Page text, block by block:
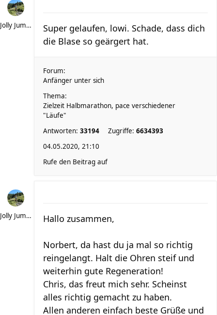
Jolly Jumper
Super gelaufen, lowi. Schade, dass dich
die Blase so geärgert hat.
Forum:
Anfänger unter sich
Thema:
Zielzeit Halbmarathon, pace verschiedener
"Läufe"
Antworten: 33194 Zugriffe: 6634393
04.05.2020, 21:10
Rufe den Beitrag auf
Jolly Jumper Hallo zusammen,
Norbert, da hast du ja mal so richtig
reingelangt. Halt die Ohren steif und
weiterhin gute Regeneration!
Chris, das freut mich sehr. Scheinst
alles richtig gemacht zu haben.
Allen anderen einfach beste Grüße und